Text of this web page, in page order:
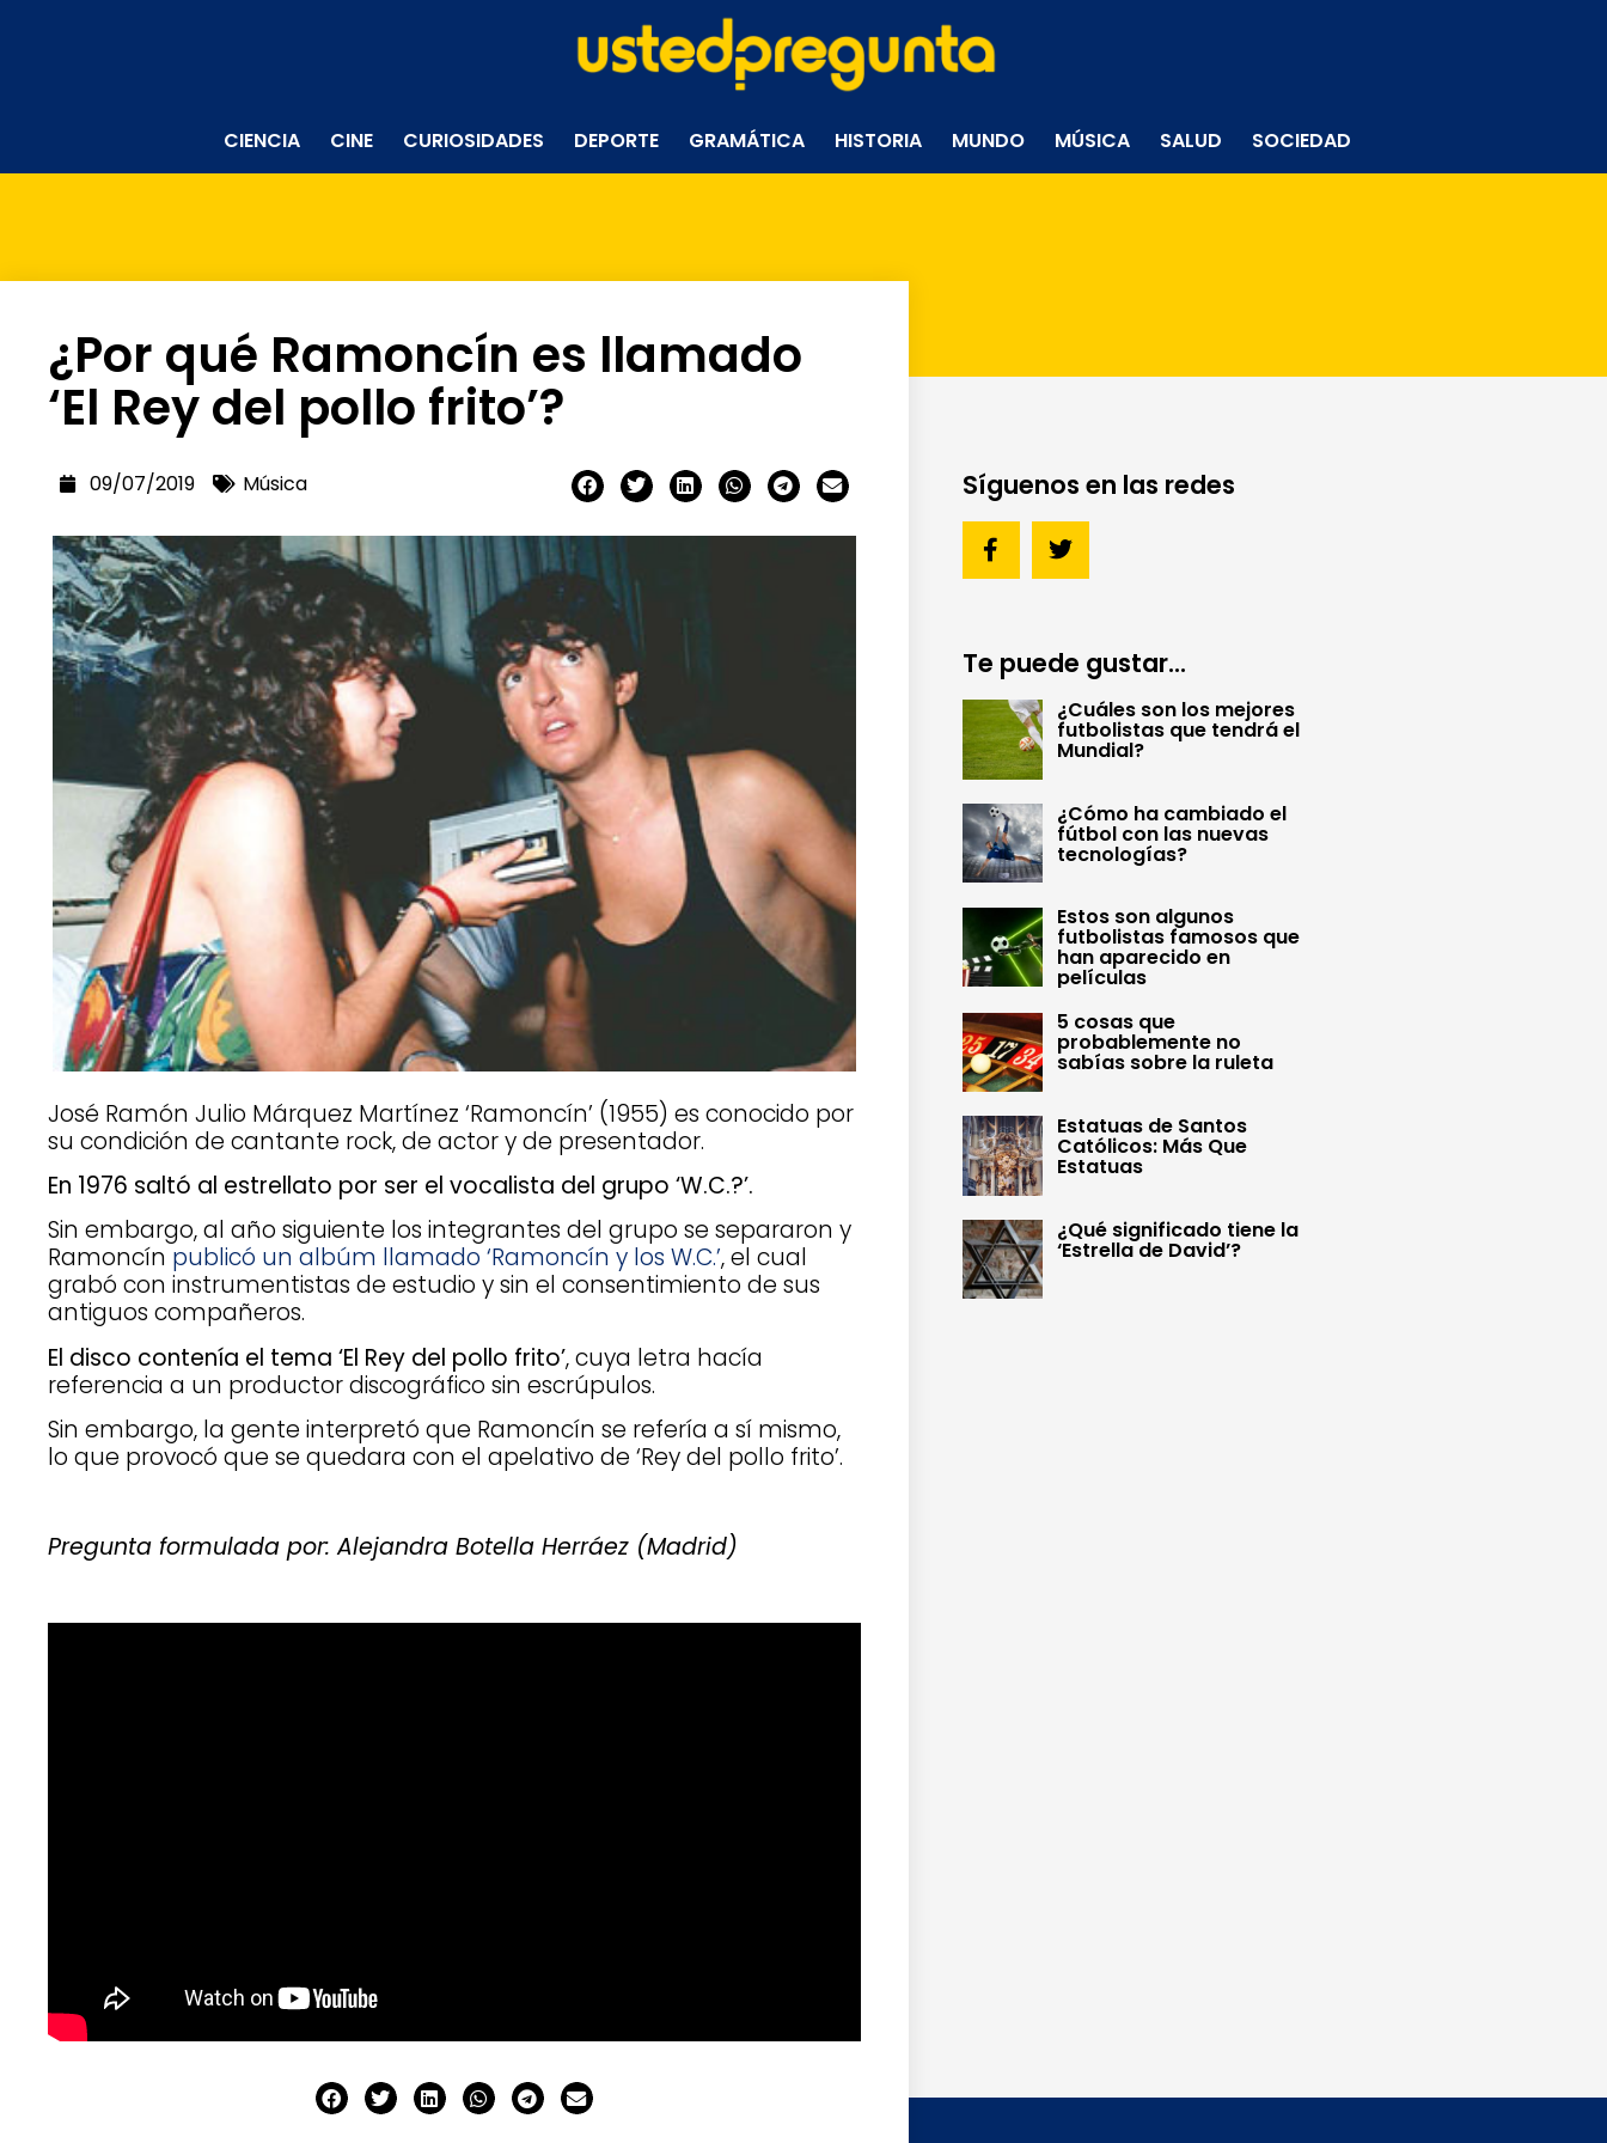
CIENCIA CINE CURIOSIDADES DEPORTE GRAMÁTICA HISTORIA MUNDO MÚSICA SALUD SOCIEDAD
¿Por qué Ramoncín es llamado
‘El Rey del pollo frito’?
09/07/2019 Música
José Ramón Julio Márquez Martínez ‘Ramoncín’ (1955) es conocido por
su condición de cantante rock, de actor y de presentador.
En 1976 saltó al estrellato por ser el vocalista del grupo ‘W.C.?’.
Sin embargo, al año siguiente los integrantes del grupo se separaron y
Ramoncín publicó un albúm llamado ‘Ramoncín y los W.C.’, el cual
grabó con instrumentistas de estudio y sin el consentimiento de sus
antiguos compañeros.
El disco contenía el tema ‘El Rey del pollo frito’, cuya letra hacía
referencia a un productor discográfico sin escrúpulos.
Sin embargo, la gente interpretó que Ramoncín se refería a sí mismo,
lo que provocó que se quedara con el apelativo de ‘Rey del pollo frito’.
Pregunta formulada por: Alejandra Botella Herráez (Madrid)
Síguenos en las redes
Te puede gustar...
¿Cuáles son los mejores
futbolistas que tendrá el
Mundial?
¿Cómo ha cambiado el
fútbol con las nuevas
tecnologías?
Estos son algunos
futbolistas famosos que
han aparecido en
películas
5 cosas que
probablemente no
sabías sobre la ruleta
Estatuas de Santos
Católicos: Más Que
Estatuas
¿Qué significado tiene la
‘Estrella de David’?